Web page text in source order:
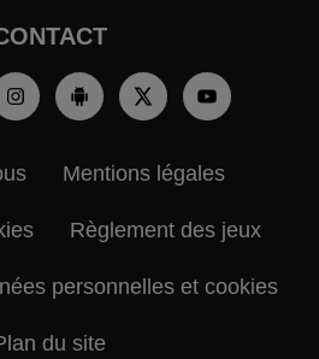
Mentions légales
Règlement des jeux
personnelles et cookies
du site